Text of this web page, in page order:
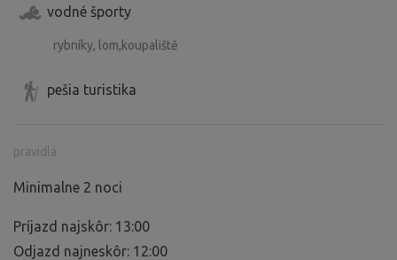
vodné športy
rybníky, lom,koupaliště
pešia turistika
pravidlá
Minimalne 2 noci
Príjazd najskôr: 13:00
Odjazd najneskôr: 12:00